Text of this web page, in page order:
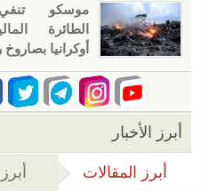
موسكو
الطائرة
أوكرانيا
أبرز الأخبار
أبرز المقالات (علامة